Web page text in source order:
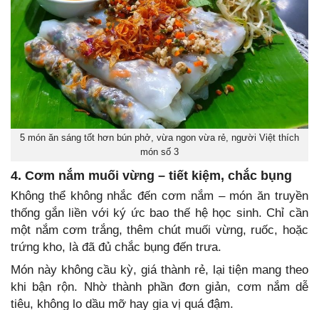
5 món ăn sáng tốt hơn bún phở, vừa ngon vừa rẻ, người Việt thích
món số 3
4. Cơm nắm muối vừng – tiết kiệm, chắc bụng
Không thể không nhắc đến cơm nắm – món ăn truyền
thống gắn liền với ký ức bao thế hệ học sinh. Chỉ cần
một nắm cơm trắng, thêm chút muối vừng, ruốc, hoặc
trứng kho, là đã đủ chắc bụng đến trưa.
Món này không cầu kỳ, giá thành rẻ, lại tiện mang theo
khi bận rộn. Nhờ thành phần đơn giản, cơm nắm dễ
tiêu, không lo dầu mỡ hay gia vị quá đậm.